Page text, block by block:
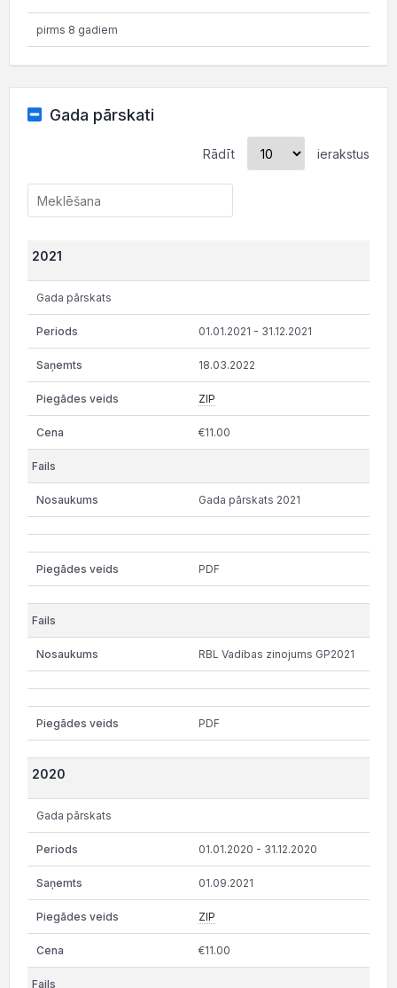
pirms 8 gadiem
Gada pārskati
Rādīt ierakstus
2021
Gada pārskats
01.01.2021 - 31.12.2021
18.03.2022
ZIP
€11.00
Gada pārskats 2021
PDF
RBL Vadibas zinojums GP2021
PDF
2020
Gada pārskats
01.01.2020 - 31.12.2020
01.09.2021
ZIP
€11.00